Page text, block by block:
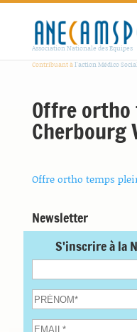
Association Nationale des Equipes
Contribuant àl'action Médico
Offre ortho
Cherbourg
Offre ortho temps
Newsletter
S'inscrire à la